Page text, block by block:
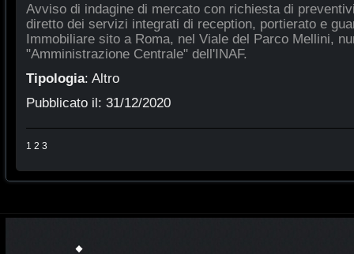
Avviso di indagine di mercato con richiesta di
diretto dei servizi integrati di reception, portierato e
Immobiliare sito a Roma, nel Viale del Parco Mellini,
"Amministrazione Centrale" dell'INAF.
Tipologia: Altro
Pubblicato il: 31/12/2020
1 2 3